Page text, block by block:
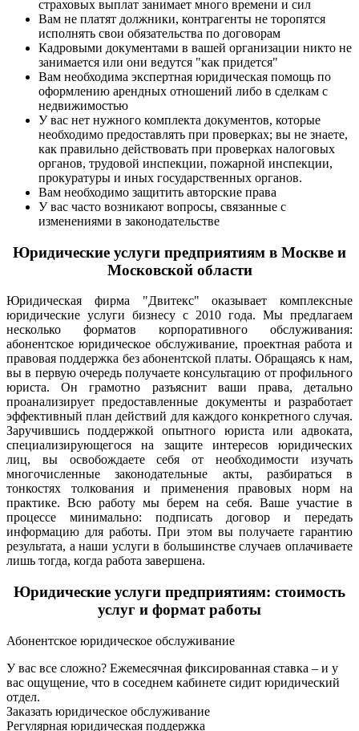
страховых выплат занимает много времени и сил
Вам не платят должники, контрагенты не торопятся
исполнять свои обязательства по договорам
Кадровыми документами в вашей организации никто не
занимается или они ведутся "как придется"
Вам необходима экспертная юридическая помощь по
оформлению арендных отношений либо в сделкам с
недвижимостью
У вас нет нужного комплекта документов, которые
необходимо предоставлять при проверках; вы не знаете,
как правильно действовать при проверках налоговых
органов, трудовой инспекции, пожарной инспекции,
прокуратуры и иных государственных органов.
Вам необходимо защитить авторские права
У вас часто возникают вопросы, связанные с
изменениями в законодательстве
Юридические услуги предприятиям в Москве и
Московской области
Юридическая фирма "Двитекс" оказывает комплексные
юридические услуги бизнесу с 2010 года. Мы предлагаем
несколько форматов корпоративного обслуживания:
абонентское юридическое обслуживание, проектная работа и
правовая поддержка без абонентской платы. Обращаясь к нам,
вы в первую очередь получаете консультацию от профильного
юриста. Он грамотно разъяснит ваши права, детально
проанализирует предоставленные документы и разработает
эффективный план действий для каждого конкретного случая.
Заручившись поддержкой опытного юриста или адвоката,
специализирующегося на защите интересов юридических
лиц, вы освобождаете себя от необходимости изучать
многочисленные законодательные акты, разбираться в
тонкостях толкования и применения правовых норм на
практике. Всю работу мы берем на себя. Ваше участие в
процессе минимально: подписать договор и передать
информацию для работы. При этом вы получаете гарантию
результата, а наши услуги в большинстве случаев оплачиваете
лишь тогда, когда работа завершена.
Юридические услуги предприятиям: стоимость
услуг и формат работы
Абонентское юридическое обслуживание
У вас все сложно? Ежемесячная фиксированная ставка – и у
вас ощущение, что в соседнем кабинете сидит юридический
отдел.
Заказать юридическое обслуживание
Регулярная юридическая поддержка